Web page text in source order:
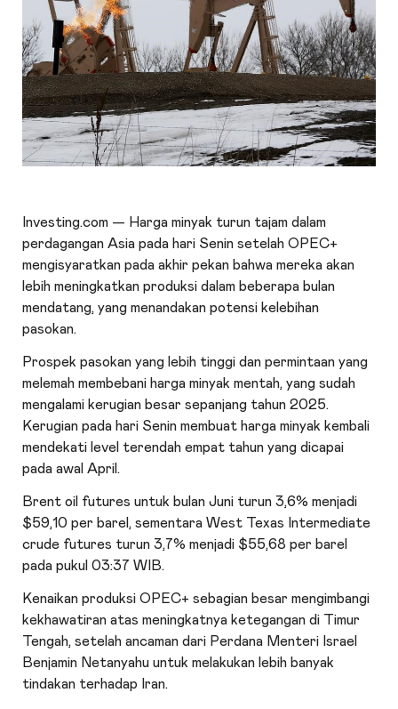
Investing.com — Harga minyak turun tajam dalam
perdagangan Asia pada hari Senin setelah OPEC+
mengisyaratkan pada akhir pekan bahwa mereka akan
lebih meningkatkan produksi dalam beberapa bulan
mendatang, yang menandakan potensi kelebihan
pasokan.
Prospek pasokan yang lebih tinggi dan permintaan yang
melemah membebani harga minyak mentah, yang sudah
mengalami kerugian besar sepanjang tahun 2025.
Kerugian pada hari Senin membuat harga minyak kembali
mendekati level terendah empat tahun yang dicapai
pada awal April.
Brent oil futures untuk bulan Juni turun 3,6% menjadi
$59,10 per barel, sementaraWest Texas Intermediate
crude futures turun 3,7% menjadi $55,68 per barel
pada pukul 03:37 WIB.
Kenaikan produksi OPEC+ sebagian besar mengimbangi
kekhawatiran atas meningkatnya ketegangan di Timur
Tengah, setelah ancaman dari Perdana Menteri Israel
Benjamin Netanyahu untuk melakukan lebih banyak
tindakan terhadap Iran.